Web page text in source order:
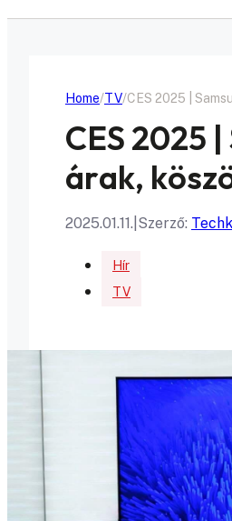
Home TV CES 2025 |
CES 2025
árak,
2025.01.11. Szerző:
Hír
TV